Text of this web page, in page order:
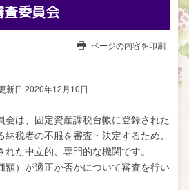
委員会
ページの内容を印刷
新日 2020年12月10日
は、固定資産課税台帳に登録された
税者の不服を審査・決定するため、
た中立的、専門的な機関です。
）が適正か否かについて審査を行い